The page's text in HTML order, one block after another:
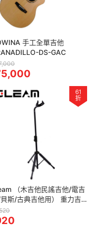
手工全單吉他
DS-GAC
61
折
（木吉他民謠吉他/電吉
斯/古典吉他用） 重力吉